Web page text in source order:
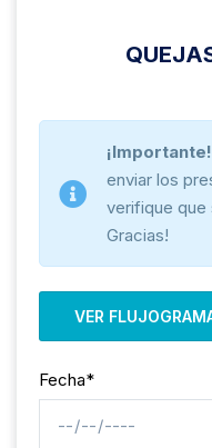
¡Importante!
enviar los
verifique que
Gracias!
VER
Fecha*